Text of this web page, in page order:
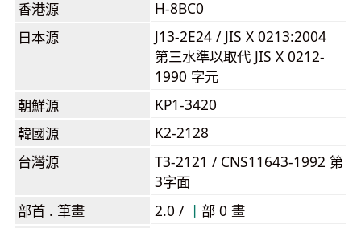
香港源
H-8BC0
日本源
J13-2E24 / JIS X 0213:2004
第三水準以取代 JIS X 0212-
1990 字元
朝鮮源
KP1-3420
韓國源
K2-2128
台灣源
T3-2121 / CNS11643-1992 第
3字面
部首 . 筆畫
2.0 / ⼁ 部 0 畫